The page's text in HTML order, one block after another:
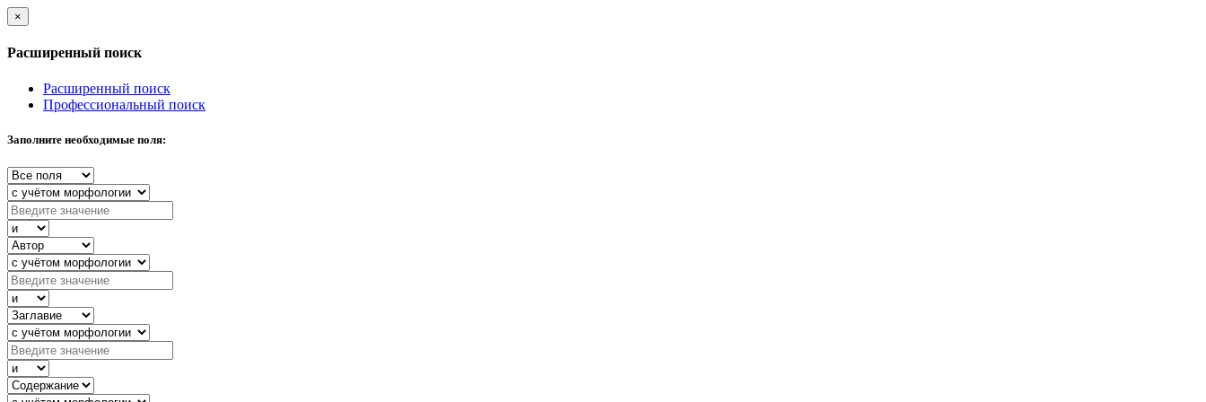
×
Расширенный поиск
Расширенный поиск
Профессиональный поиск
Заполните необходимые поля: